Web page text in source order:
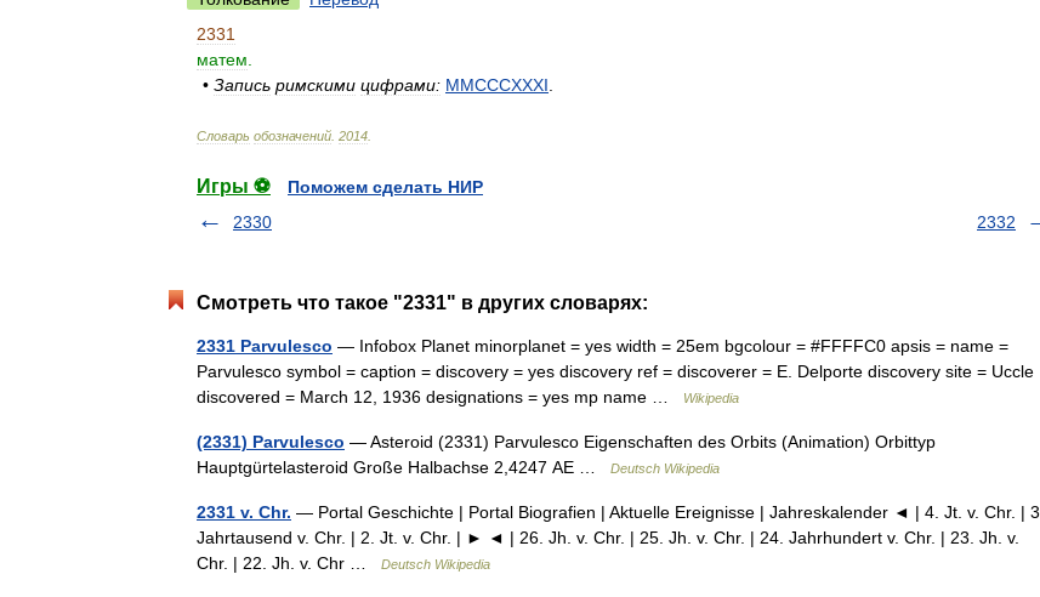
2331
матем
• Запись римскими цифрами: MMCCCXXXI
Словарь обозначений 2014
Игры ⚽
Поможем сделать НИР
2330
2332
Смотреть что такое "2331" в других словарях:
2331 Parvulesco — Infobox Planet minorplanet = yes width = 25em bgcolour = #FFFFC0 apsis = name =
Parvulesco symbol = caption = discovery = yes discovery ref = discoverer = E. Delporte discovery site = Uccle
discovered = March 12, 1936 designations = yes mp name …
Wikipedia
(2331) Parvulesco — Asteroid (2331) Parvulesco Eigenschaften des Orbits (Animation) Orbittyp
Hauptgürtelasteroid Große Halbachse 2,4247 AE …
Deutsch Wikipedia
2331 v. Chr. — Portal Geschichte | Portal Biografien | Aktuelle Ereignisse | Jahreskalender ◄ | 4. Jt. v. Chr. | 3.
Jahrtausend v. Chr. | 2. Jt. v. Chr. | ► ◄ | 26. Jh. v. Chr. | 25. Jh. v. Chr. | 24. Jahrhundert v. Chr. | 23. Jh. v.
Chr. | 22. Jh. v. Chr …
Deutsch Wikipedia